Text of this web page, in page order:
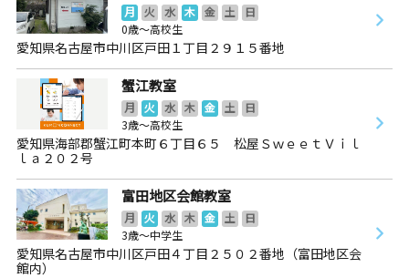
月 火 水 木 金 土
日
0歳～高校生
愛知県名古屋市中川区戸田１丁目２９１５番地
蟹江教室
月 火 水 木 金 土
日
3歳～高校生
愛知県海部郡蟹江町本町６丁目６５ 松屋ＳｗｅｅｔＶｉｌ
ｌａ２０２号
富田地区会館教室
月 火 水 木 金 土
日
3歳～中学生
愛知県名古屋市中川区戸田４丁目２５０２番地（富田地区会
館内）